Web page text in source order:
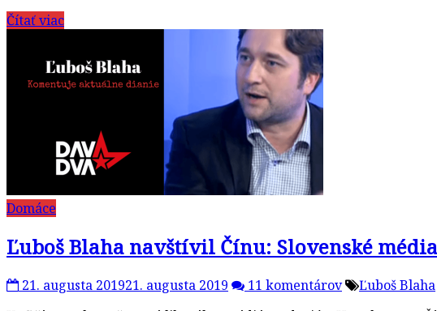
Čítať viac
Domáce
Ľuboš Blaha navštívil Čínu: Slovenské
21. augusta 201921. augusta 2019 11 komentárov Ľuboš Blaha